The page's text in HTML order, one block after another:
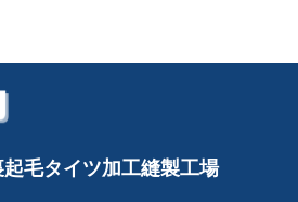
毛タイツ加工縫製工場